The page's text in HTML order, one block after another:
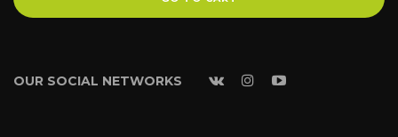
OUR SOCIAL NETWORKS